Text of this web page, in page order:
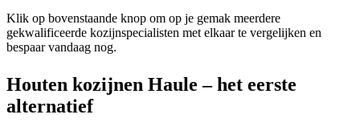
Klik op bovenstaande knop om op je gemak meerdere
gekwalificeerde kozijnspecialisten met elkaar te vergelijken en
bespaar vandaag nog.
Houten kozijnen Haule – het eerste
alternatief